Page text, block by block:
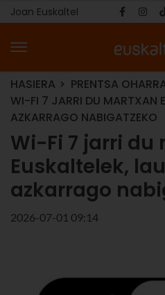
Joan Euskaltel
HASIERA
PRENTSA
WI-FI 7 JARRI DU MARTXAN
AZKARRAGO NABIGATZEKO
Wi-Fi 7 jarri du
Euskaltelek,
azkarrago
2026-07-01 09:14